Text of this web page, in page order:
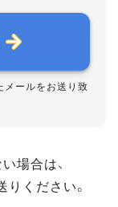
メールをお送り致
場合は、
ください。